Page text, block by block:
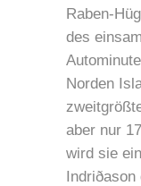
Raben-
des
Norden
aber nur
wird sie